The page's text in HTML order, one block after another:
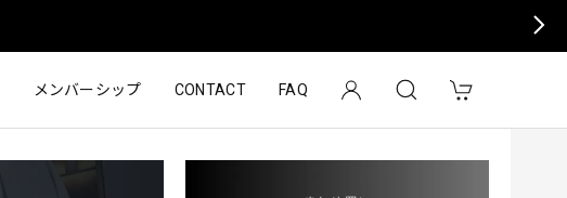
メンバーシップ CONTACT FAQ